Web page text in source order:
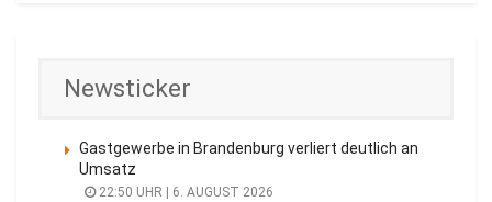
Newsticker
Gastgewerbe in Brandenburg verliert deutlich an
Umsatz
22:50 UHR | 6. AUGUST 2026